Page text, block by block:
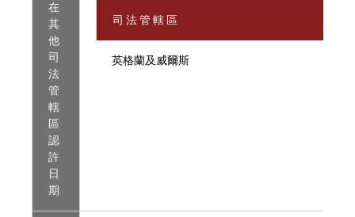
在
其
他
司
法
管
轄
區
認
許
日
期
司 法 管 轄 區
英格蘭及威爾斯